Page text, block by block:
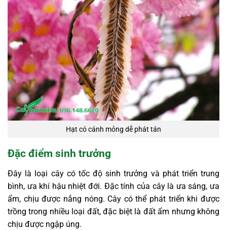
Hạt có cánh mỏng dễ phát tán
Đặc điểm sinh trưởng
Đây là loại cây có tốc độ sinh trưởng và phát triển trung
bình, ưa khí hậu nhiệt đới. Đặc tính của cây là ưa sáng, ưa
ẩm, chịu được nắng nóng. Cây có thể phát triển khi được
trồng trong nhiều loại đất, đặc biệt là đất ẩm nhưng không
chịu được ngập úng.